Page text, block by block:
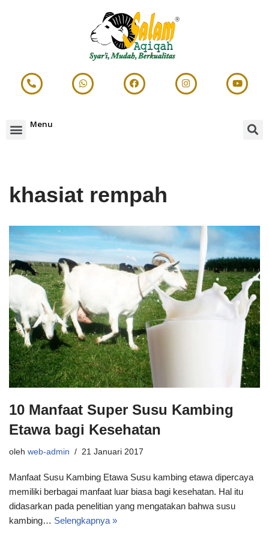
Menu
khasiat rempah
10 Manfaat Super Susu Kambing
Etawa bagi Kesehatan
oleh web-admin 21 Januari 2017
Manfaat Susu Kambing Etawa Susu kambing etawa dipercaya
memiliki berbagai manfaat luar biasa bagi kesehatan. Hal itu
didasarkan pada penelitian yang mengatakan bahwa susu
kambing… Selengkapnya »